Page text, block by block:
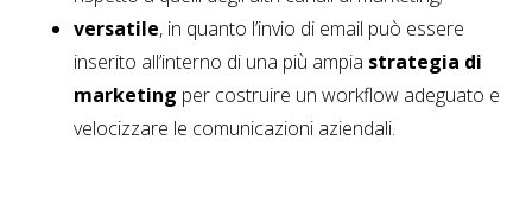
versatile, in quanto l’invio di email può essere
inserito all’interno di una più ampia strategia di
marketing per costruire un workflow adeguato e
velocizzare le comunicazioni aziendali.